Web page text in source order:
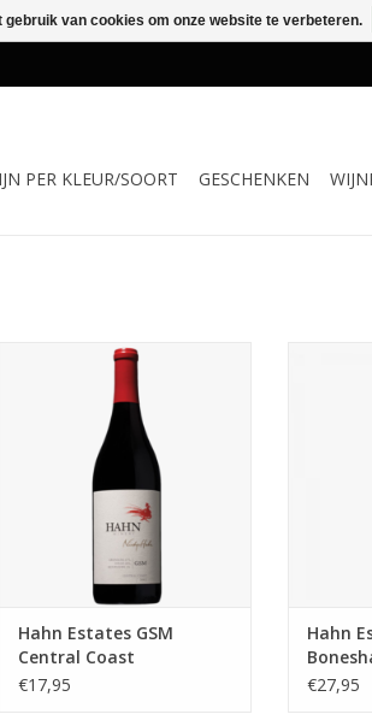
PER KLEUR/SOORT GESCHENKEN
Rode wijn van de grenache, syrah
en mourvèdre druif uit Central
Coast, California, USA
TOEVOEGEN AAN WINKELWAGEN
Hahn Estates GSM
Central Coast
€17,95
Deze
van
bessen
Hahn
€27,95
van cookies om onze website te verbeteren.